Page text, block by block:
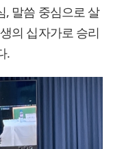
, 말씀 중심으로 살
의 십자가로 승리
.